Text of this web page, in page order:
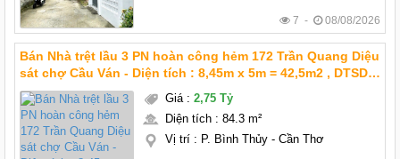
7 - 08/08/2026
Bán Nhà trệt lầu 3 PN hoàn công hẻm 172 Trần Quang Diệu
sát chợ Cầu Ván - Diện tích : 8,45m x 5m = 42,5m2 , DTSD
84,3m2 - Giá mới : 2 Tỷ 750 triệu TL chính chủ - Kết cấu :
nhà trệt lầu 3 phòng ngủ (
Giá: 2,75 Tỷ
Diện tích: 84.3 m²
Vị trí: P. Bình Thủy - Cần Thơ